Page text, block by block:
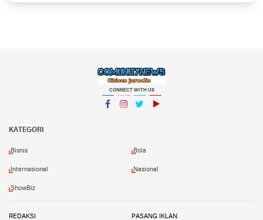
CONNECT WITH US
KATEGORI
Bisnis Bola
Internasional Nasional
ShowBiz
REDAKSI PASANG IKLAN